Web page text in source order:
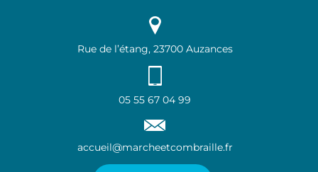
Rue de l’étang, 23700 Auzances
05 55 67 04 99
accueil@marcheetcombraille.fr